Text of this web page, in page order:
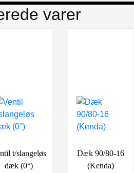
varer
t/slangeløs
dæk (0°)
Dæk 90/80-16
(Kenda)